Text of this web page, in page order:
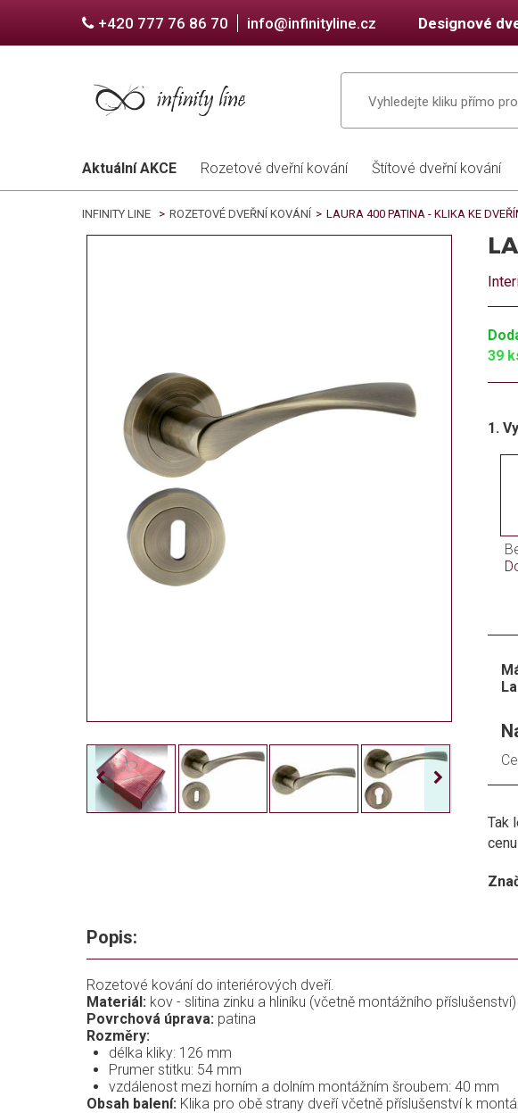
+420 777 76 86 70 info@infinityline.cz Designové
Aktuální AKCE Rozetové dveřní kování Štítové dveřní kování
INFINITY LINE > ROZETOVÉ DVEŘNÍ KOVÁNÍ > LAURA 400 PATINA - KLIKA KE
39
1.
Tak
Popis:
Rozetové kování do interiérových dveří.
Materiál: kov - slitina zinku a hliníku (včetně montážního příslušenství)
Povrchová úprava: patina
Rozměry:
délka kliky: 126 mm
Prumer stitku: 54 mm
vzdálenost mezi horním a dolním montážním šroubem: 40 mm
Obsah balení: Klika pro obě strany dveří včetně příslušenství k